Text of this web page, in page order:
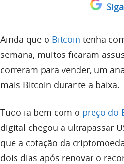
Ainda que o Bitcoin tenha
semana, muitos ficaram
correram para vender, um
mais Bitcoin durante a baixa.
Tudo ia bem com o preço do
digital chegou a ultrapassar
que a cotação da
dois dias após renovar o